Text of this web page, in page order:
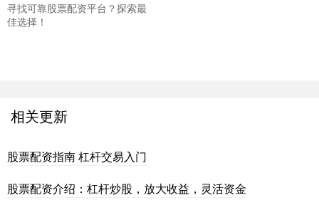
寻找可靠股票配资平台？探索最
佳选择！
相关更新
股票配资指南 杠杆交易入门
股票配资介绍：杠杆炒股，放大收益，灵活资金